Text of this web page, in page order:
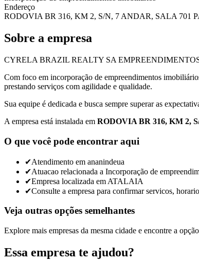
Endereço
RODOVIA BR 316, KM 2, S/N, 7 ANDAR, SALA 701
Sobre a empresa
CYRELA BRAZIL REALTY SA EMPREENDIMENTOS
Com foco em incorporação de empreendimentos
prestando serviços com agilidade e qualidade.
Sua equipe é dedicada e busca sempre superar as
A empresa está instalada em RODOVIA BR 316, KM 2,
O que você pode encontrar aqui
✔Atendimento em ananindeua
✔Atuacao relacionada a Incorporação de
✔Empresa localizada em ATALAIA
✔Consulte a empresa para confirmar servicos,
Veja outras opções semelhantes
Explore mais empresas da mesma cidade e encontre a
Essa empresa te ajudou?